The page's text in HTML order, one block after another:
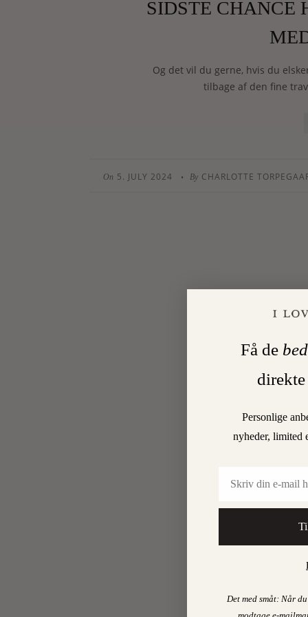
SIDSTE CHANCE
Og det vil du gerne, hvis du
tilbage af den fine
On 5. JULY 2024 • By CHARLOTTE
Få de
Personlige
nyheder, limited
Det med småt: Når